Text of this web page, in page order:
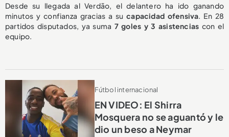
Desde su llegada al Verdão, el delantero ha ido ganando
minutos y confianza gracias a sucapacidad ofensiva. En 28
partidos disputados, ya suma 7 goles y 3 asistencias con el
equipo.
Fútbol internacional
EN VIDEO: El Shirra
Mosquera no se aguantó y le
dio un beso a Neymar